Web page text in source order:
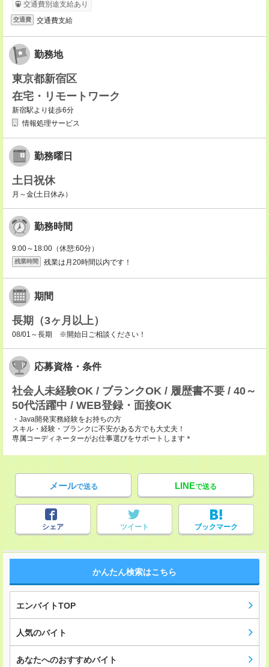
交通費別途支給あり
交通費 交通費支給
勤務地
東京都新宿区
在宅・リモートワーク
新宿駅より徒歩6分
情報処理サービス
勤務曜日
土日祝休
月～金(土日休み）
勤務時間
9:00～18:00（休憩:60分）
残業時間 残業は月20時間以内です！
期間
長期（3ヶ月以上）
08/01～長期 ※開始日ご相談ください！
応募資格・条件
社会人未経験OK / ブランクOK / 履歴書不要 / 40～
50代活躍中 / WEB登録・面接OK
・Java開発実務経験をお持ちの方
スキル・経験・ブランクに不安がある方でも大丈夫！
専属コーディネーターがお仕事選びをサポートします＊
メールで送る LINEで送る
シェア ツイート ブックマーク
かんたん検索はこちら
エンバイトTOP
人気のバイト
あなたへのおすすめバイト